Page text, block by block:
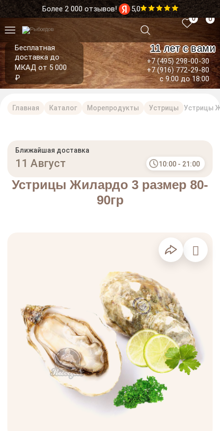
Более 2 000 отзывов! 5,0
Бесплатная
доставка до
МКАД от 5 000
₽
11 лет с вами
+7 (495) 298-00-30
+7 (916) 772-29-80
с 9:00 до 18:00
0 0
Главная Каталог Морепродукты Устрицы Устрицы
Устрицы Жилардо 3 размер 80-
90гр
Ближайшая доставка
11 Август 10:00 - 21:00